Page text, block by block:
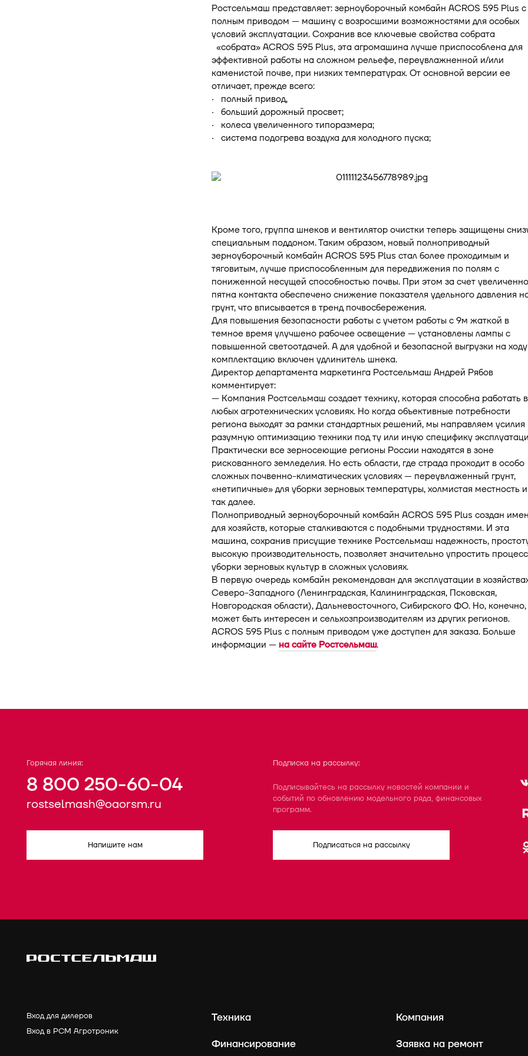
Ростсельмаш представляет: зерноуборочный комбайн ACROS 595 Plus с
полным приводом — машину с возросшими возможностями для особых
условий эксплуатации. Сохранив все ключевые свойства собрата
«собрата» ACROS 595 Plus, эта агромашина лучше приспособлена для
эффективной работы на сложном рельефе, переувлажненной и/или
каменистой почве, при низких температурах. От основной версии ее
отличает, прежде всего:
· полный привод,
· больший дорожный просвет;
· колеса увеличенного типоразмера;
· система подогрева воздуха для холодного пуска;
Кроме того, группа шнеков и вентилятор очистки теперь защищены
специальным поддоном. Таким образом, новый полноприводный
зерноуборочный комбайн ACROS 595 Plus стал более проходимым и
тяговитым, лучше приспособленным для передвижения по полям с
пониженной несущей способностью почвы. При этом за счет
пятна контакта обеспечено снижение показателя удельного давления
грунт, что вписывается в тренд почвосбережения.
Для повышения безопасности работы с учетом работы с 9м жаткой в
темное время улучшено рабочее освещение — установлены лампы с
повышенной светоотдачей. А для удобной и безопасной выгрузки на
комплектацию включен удлинитель шнека.
Директор департамента маркетинга Ростсельмаш Андрей Рябов
комментирует:
— Компания Ростсельмаш создает технику, которая способна работать в
любых агротехнических условиях. Но когда объективные потребности
региона выходят за рамки стандартных решений, мы направляем усилия
разумную оптимизацию техники под ту или иную специфику
Практически все зерносеющие регионы России находятся в зоне
рискованного земледелия. Но есть области, где страда проходит в особо
сложных почвенно-климатических условиях — переувлаженный грунт,
«нетипичные» для уборки зерновых температуры, холмистая местность и
так далее.
Полноприводный зерноуборочный комбайн ACROS 595 Plus создан
для хозяйств, которые сталкиваются с подобными трудностями. И эта
машина, сохранив присущие технике Ростсельмаш надежность,
высокую производительность, позволяет значительно упростить процесс
уборки зерновых культур в сложных условиях.
В первую очередь комбайн рекомендован для эксплуатации в
Северо-Западного (Ленинградская, Калининградская, Псковская,
Новгородская области), Дальневосточного, Сибирского ФО. Но, конечно,
может быть интересен и сельхозпроизводителям из других регионов.
ACROS 595 Plus c полным приводом уже доступен для заказа. Больше
информации —на сайте Ростсельмаш.
Горячая линия:
8 800 250-60-04
rostselmash@oaorsm.ru
Напишите нам
Подписка на рассылку:
Подписывайтесь на рассылку новостей компании и
событий по обновлению модельного ряда, финансовых
программ.
Подписаться на рассылку
Вход для дилеров
Вход в РСМ Агротроник
Техника
Финансирование
Компания
Заявка на ремонт